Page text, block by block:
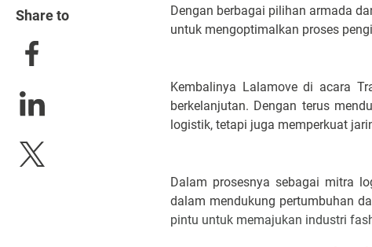
Dengan berbagai pilihan armada
untuk mengoptimalkan proses
Kembalinya Lalamove di acara
berkelanjutan. Dengan terus
logistik, tetapi juga memperkuat
Dalam prosesnya sebagai mitra
dalam mendukung pertumbuhan
pintu untuk memajukan industri
Share to